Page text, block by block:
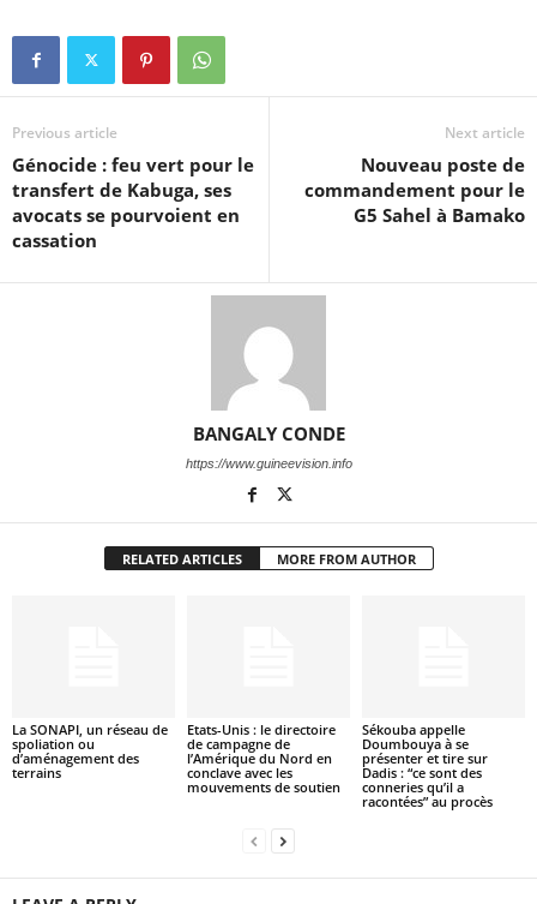
Previous article
Génocide : feu vert pour le
transfert de Kabuga, ses
avocats se pourvoient en
cassation
Next article
Nouveau poste de
commandement pour le
G5 Sahel à Bamako
BANGALY CONDE
https://www.guineevision.info
RELATED ARTICLES MORE FROM AUTHOR
La SONAPI, un réseau de
spoliation ou
d’aménagement des
terrains
Etats-Unis : le directoire
de campagne de
l’Amérique du Nord en
conclave avec les
mouvements de soutien
Sékouba appelle
Doumbouya à se
présenter et tire sur
Dadis : “ce sont des
conneries qu’il a
racontées” au procès